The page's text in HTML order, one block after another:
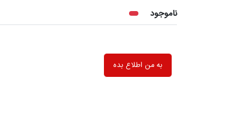
ناموجود
به من اطلاع بده